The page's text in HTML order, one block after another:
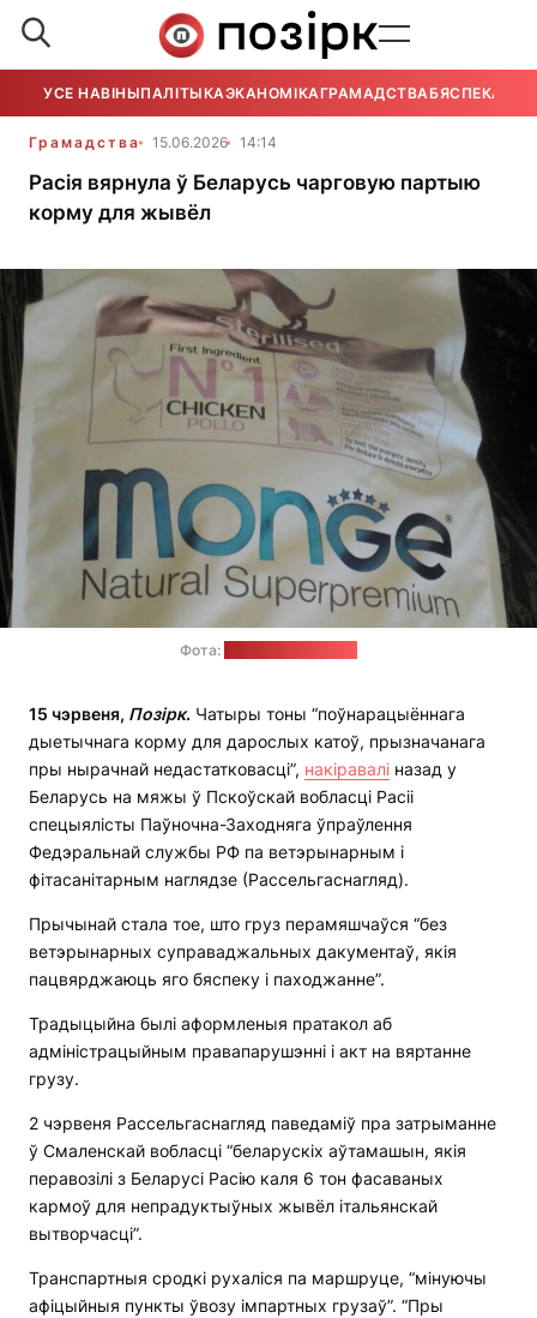
УСЕ НАВІНЫПАЛІТЫКАЭКАНОМІКАГРАМАДСТВАБЯСПЕКА
Грамадства 15.06.2026 14:14
Расія вярнула ў Беларусь чарговую партыю
корму для жывёл
Фота:
15 чэрвеня, Позірк. Чатыры тоны “поўнарацыённага
дыетычнага корму для дарослых катоў, прызначанага
пры нырачнай недастатковасці”, накіравалі назад у
Беларусь на мяжы ў Пскоўскай вобласці Расіі
спецыялісты Паўночна-Заходняга ўпраўлення
Федэральнай службы РФ па ветэрынарным і
фітасанітарным наглядзе (Рассельгаснагляд).
Прычынай стала тое, што груз перамяшчаўся “без
ветэрынарных суправаджальных дакументаў, якія
пацвярджаюць яго бяспеку і паходжанне”.
Традыцыйна былі аформленыя пратакол аб
адміністрацыйным правапарушэнні і акт на вяртанне
грузу.
2 чэрвеня Рассельгаснагляд паведаміў пра затрыманне
ў Смаленскай вобласці “беларускіх аўтамашын, якія
перавозілі з Беларусі Расію каля 6 тон фасаваных
кармоў для непрадуктыўных жывёл італьянскай
вытворчасці”.
Транспартныя сродкі рухаліся па маршруце, “мінуючы
афіцыйныя пункты ўвозу імпартных грузаў”. “Пры